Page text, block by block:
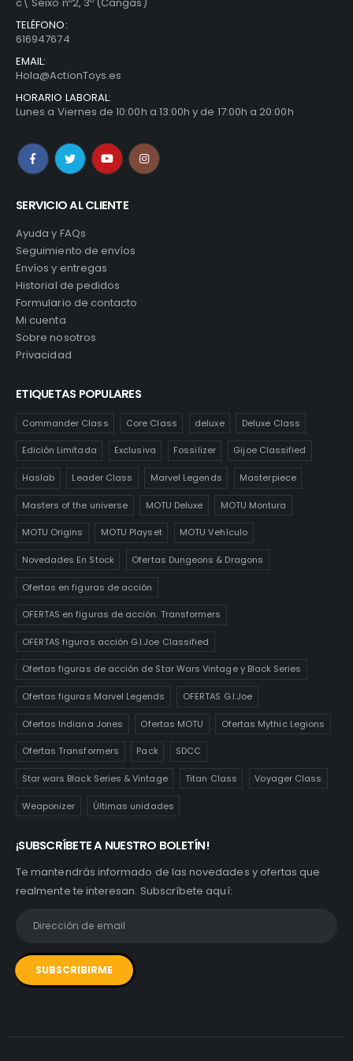
TELÉFONO:
616947674
EMAIL:
Hola@ActionToys.es
HORARIO LABORAL:
Lunes a Viernes de 10:00h a 13:00h y de 17:00h a 20:00h
SERVICIO AL CLIENTE
Ayuda y FAQs
Seguimiento de envíos
Envíos y entregas
Historial de pedidos
Formulario de contacto
Mi cuenta
Sobre nosotros
Privacidad
ETIQUETAS POPULARES
Commander Class Core Class deluxe Deluxe Class
Edición Limitada Exclusiva Fossilizer Gijoe Classified
Haslab Leader Class Marvel Legends Masterpiece
Masters of the universe MOTU Deluxe MOTU Montura
MOTU Origins MOTU Playset MOTU Vehículo
Novedades En Stock Ofertas Dungeons & Dragons
Ofertas en figuras de acción
OFERTAS en figuras de acción. Transformers
OFERTAS figuras acción G.I.Joe Classified
Ofertas figuras de acción de Star Wars Vintage y Black Series
Ofertas figuras Marvel Legends OFERTAS G.I.Joe
Ofertas Indiana Jones Ofertas MOTU Ofertas Mythic Legions
Ofertas Transformers Pack SDCC
Star wars Black Series & Vintage Titan Class Voyager Class
Weaponizer Últimas unidades
¡SUBSCRÍBETE A NUESTRO BOLETÍN!
Te mantendrás informado de las novedades y ofertas que
realmente te interesan. Subscríbete aquí: